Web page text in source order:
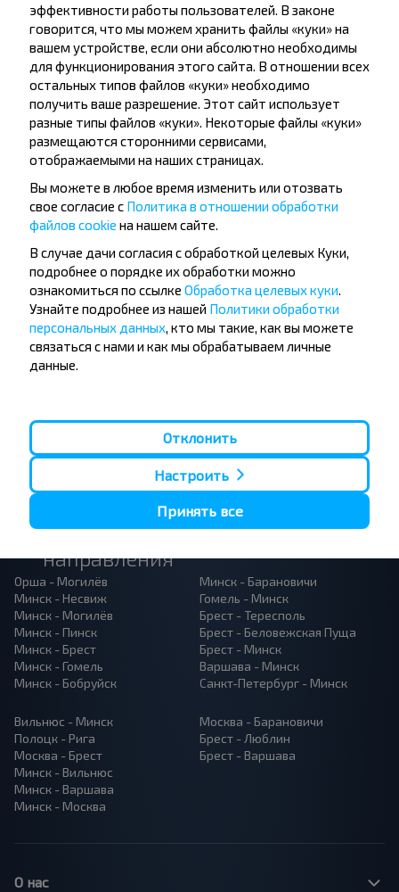
Хотите
путешествовать
дешевле?
Не пропусти специальные акции, скидки и
другие интересные предложения INFOBUS.
Подпишись на получение новостей и
путешествуй с нами дешевле!
Популярные автобусные
направления
Орша - Могилёв
Минск - Несвиж
Минск - Могилёв
Минск - Пинск
Минск - Брест
Минск - Гомель
Минск - Бобруйск
Минск - Барановичи
Гомель - Минск
Брест - Тересполь
Брест - Беловежская Пуща
Брест - Минск
Варшава - Минск
Санкт-Петербург - Минск
Вильнюс - Минск
Полоцк - Рига
Москва - Брест
Минск - Вильнюс
Минск - Варшава
Минск - Москва
Москва - Барановичи
Брест - Люблин
Брест - Варшава
О нас
эффективности работы пользователей. В законе
говорится, что мы можем хранить файлы «куки» на
вашем устройстве, если они абсолютно необходимы
для функционирования этого сайта. В отношении всех
остальных типов файлов «куки» необходимо
получить ваше разрешение. Этот сайт использует
разные типы файлов «куки». Некоторые файлы «куки»
размещаются сторонними сервисами,
отображаемыми на наших страницах.
Вы можете в любое время изменить или отозвать
свое согласие с Политика в отношении обработки
файлов cookie на нашем сайте.
В случае дачи согласия с обработкой целевых Куки,
подробнее о порядке их обработки можно
ознакомиться по ссылке Обработка целевых куки.
Узнайте подробнее из нашей Политики обработки
персональных данных, кто мы такие, как вы можете
связаться с нами и как мы обрабатываем личные
данные.
Отклонить
Настроить
Принять все